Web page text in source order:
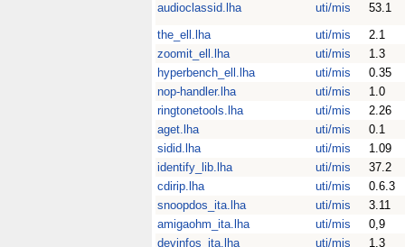
audioclassid.lha
uti/mis
53.1
the_ell.lha
uti/mis
2.1
zoomit_ell.lha
uti/mis
1.3
hyperbench_ell.lha
uti/mis
0.35
nop-handler.lha
uti/mis
1.0
ringtonetools.lha
uti/mis
2.26
aget.lha
uti/mis
0.1
sidid.lha
uti/mis
1.09
identify_lib.lha
uti/mis
37.2
cdirip.lha
uti/mis
0.6.3
snoopdos_ita.lha
uti/mis
3.11
amigaohm_ita.lha
uti/mis
0,9
devinfos_ita.lha
uti/mis 1.3